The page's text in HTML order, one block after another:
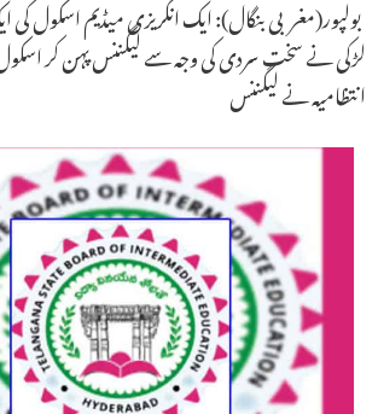
بولپور(مغربی بنگال): ایک انگریزی میڈیم اسکول
لڑکی نے سخت سردی کی وجہ سے لیگننس پہن کر
انتظامیہ نے لیگننس